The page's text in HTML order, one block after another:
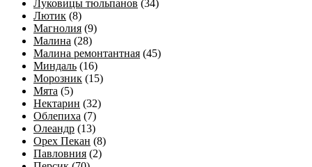
Луковицы тюльпанов (34)
Лютик (8)
Магнолия (9)
Малина (28)
Малина ремонтантная (45)
Миндаль (16)
Морозник (15)
Мята (5)
Нектарин (32)
Облепиха (7)
Олеандр (13)
Орех Пекан (8)
Павловния (2)